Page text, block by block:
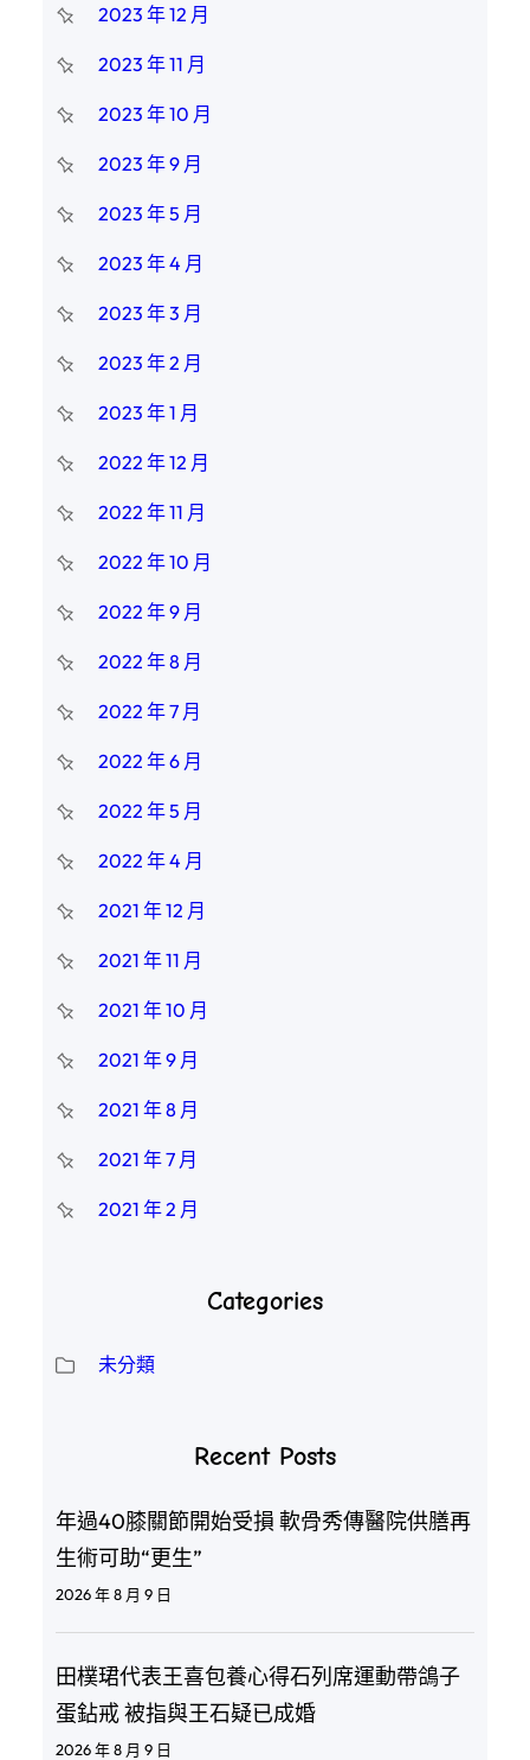
2023 年 12 月
2023 年 11 月
2023 年 10 月
2023 年 9 月
2023 年 5 月
2023 年 4 月
2023 年 3 月
2023 年 2 月
2023 年 1 月
2022 年 12 月
2022 年 11 月
2022 年 10 月
2022 年 9 月
2022 年 8 月
2022 年 7 月
2022 年 6 月
2022 年 5 月
2022 年 4 月
2021 年 12 月
2021 年 11 月
2021 年 10 月
2021 年 9 月
2021 年 8 月
2021 年 7 月
2021 年 2 月
Categories
未分類
Recent Posts
年過40膝關節開始受損 軟骨秀傳醫院供膳再
生術可助“更生”
2026 年 8 月 9 日
田樸珺代表王喜包養心得石列席運動帶鴿子
蛋鉆戒 被指與王石疑已成婚
2026 年 8 月 9 日